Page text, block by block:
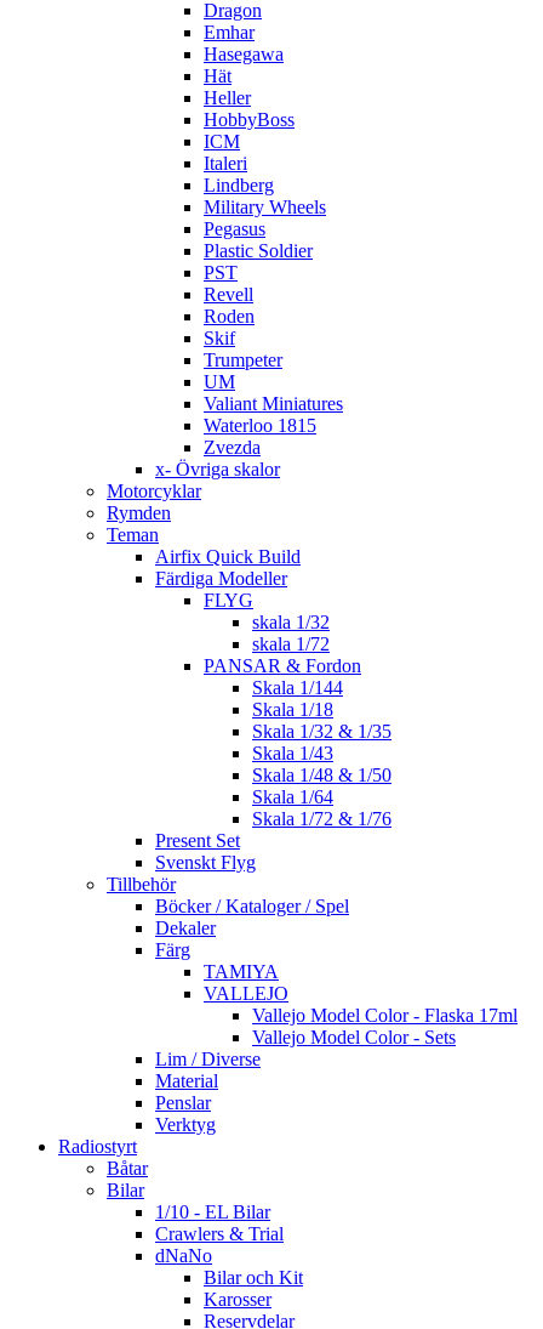
Dragon
Emhar
Hasegawa
Hät
Heller
HobbyBoss
ICM
Italeri
Lindberg
Military Wheels
Pegasus
Plastic Soldier
PST
Revell
Roden
Skif
Trumpeter
UM
Valiant Miniatures
Waterloo 1815
Zvezda
x- Övriga skalor
Motorcyklar
Rymden
Teman
Airfix Quick Build
Färdiga Modeller
FLYG
skala 1/32
skala 1/72
PANSAR & Fordon
Skala 1/144
Skala 1/18
Skala 1/32 & 1/35
Skala 1/43
Skala 1/48 & 1/50
Skala 1/64
Skala 1/72 & 1/76
Present Set
Svenskt Flyg
Tillbehör
Böcker / Kataloger / Spel
Dekaler
Färg
TAMIYA
VALLEJO
Vallejo Model Color - Flaska 17ml
Vallejo Model Color - Sets
Lim / Diverse
Material
Penslar
Verktyg
Radiostyrt
Båtar
Bilar
1/10 - EL Bilar
Crawlers & Trial
dNaNo
Bilar och Kit
Karosser
Reservdelar